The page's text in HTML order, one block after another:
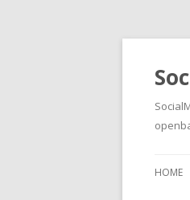
HOME